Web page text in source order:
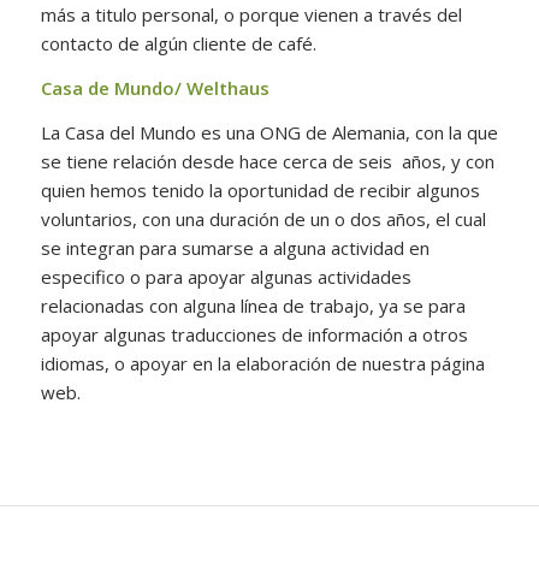
más a titulo personal, o porque vienen a través del
contacto de algún cliente de café.
Casa de Mundo/ Welthaus
La Casa del Mundo es una ONG de Alemania, con la que
se tiene relación desde hace cerca de seis años, y con
quien hemos tenido la oportunidad de recibir algunos
voluntarios, con una duración de un o dos años, el cual
se integran para sumarse a alguna actividad en
especifico o para apoyar algunas actividades
relacionadas con alguna línea de trabajo, ya se para
apoyar algunas traducciones de información a otros
idiomas, o apoyar en la elaboración de nuestra página
web.